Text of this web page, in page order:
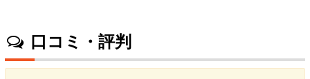
口コミ・評判